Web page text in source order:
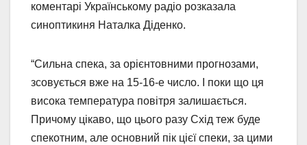
коментарі Українському радіо розказала
синоптикиня Наталка Діденко.
“Сильна спека, за орієнтовними прогнозами,
зсовується вже на 15-16-е число. І поки що ця
висока температура повітря залишається.
Причому цікаво, що цього разу Схід теж буде
спекотним, але основний пік цієї спеки, за цими